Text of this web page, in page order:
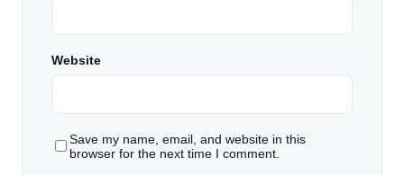
Website
Save my name, email, and website in this
browser for the next time I comment.